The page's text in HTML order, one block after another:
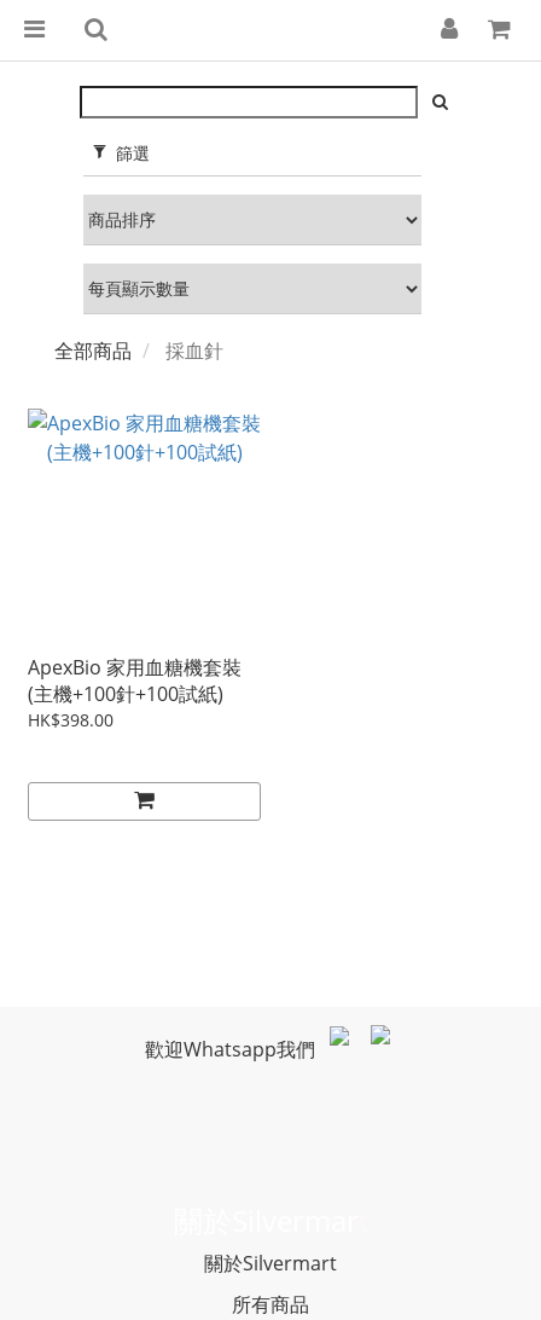
篩選
全部商品 採血針
ApexBio 家用血糖機套裝
(主機+100針+100試紙)
HK$398.00
歡迎Whatsapp我們
關於Silvermart
所有商品